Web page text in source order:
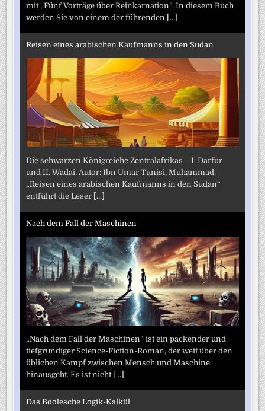
mit „Fünf Vorträge über Reinkarnation“. In diesem Buch
werden Sie von einem der führenden [...]
Reisen eines arabischen Kaufmanns in den Sudan
Die schwarzen Königreiche Zentralafrikas – I. Darfur
und II. Wadai. Autor: Ibn Umar Tunisi, Muhammad.
„Reisen eines arabischen Kaufmanns in den Sudan“
entführt die Leser [...]
Nach dem Fall der Maschinen
„Nach dem Fall der Maschinen“ ist ein packender und
tiefgründiger Science-Fiction-Roman, der weit über den
üblichen Kampf zwischen Mensch und Maschine
hinausgeht. Es ist nicht [...]
Das Boolesche Logik-Kalkül